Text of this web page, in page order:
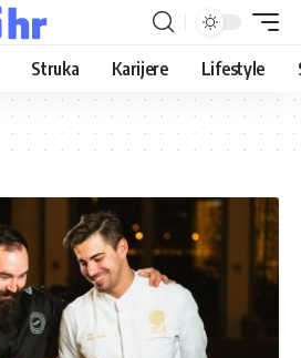
Struka Karijere Lifestyle